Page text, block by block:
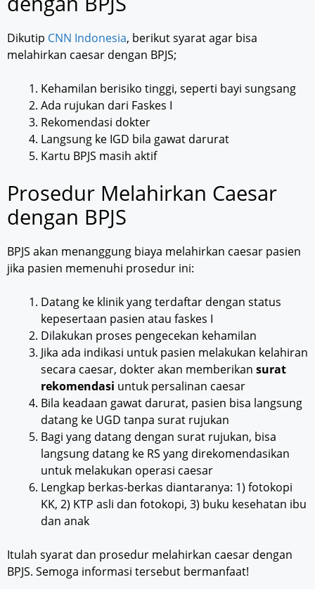
Dikutip CNN Indonesia, berikut syarat agar bisa
melahirkan caesar dengan BPJS;
Kehamilan berisiko tinggi, seperti bayi sungsang
Ada rujukan dari Faskes I
Rekomendasi dokter
Langsung ke IGD bila gawat darurat
Kartu BPJS masih aktif
Prosedur Melahirkan Caesar
dengan BPJS
BPJS akan menanggung biaya melahirkan caesar pasien
jika pasien memenuhi prosedur ini:
Datang ke klinik yang terdaftar dengan status
kepesertaan pasien atau faskes I
Dilakukan proses pengecekan kehamilan
Jika ada indikasi untuk pasien melakukan kelahiran
secara caesar, dokter akan memberikan surat
rekomendasi untuk persalinan caesar
Bila keadaan gawat darurat, pasien bisa langsung
datang ke UGD tanpa surat rujukan
Bagi yang datang dengan surat rujukan, bisa
langsung datang ke RS yang direkomendasikan
untuk melakukan operasi caesar
Lengkap berkas-berkas diantaranya: 1) fotokopi
KK, 2) KTP asli dan fotokopi, 3) buku kesehatan ibu
dan anak
Itulah syarat dan prosedur melahirkan caesar dengan
BPJS. Semoga informasi tersebut bermanfaat!